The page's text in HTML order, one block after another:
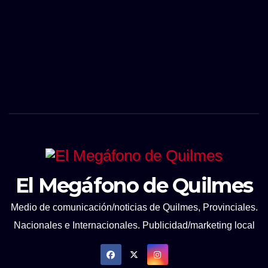
El Megáfono de Quilmes
Medio de comunicación/noticias de Quilmes, Provinciales.
Nacionales e Internacionales. Publicidad/marketing local